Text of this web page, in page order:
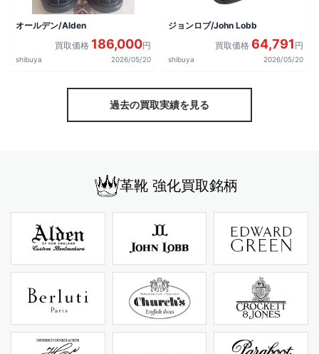
オールデン/Alden
買取価格 186,000円
shibuya 2026/05/20
ジョンロブ/John Lobb
買取価格 64,791 円
shibuya 2026/05/20
過去の買取実績を見る
革靴 強化買取銘柄